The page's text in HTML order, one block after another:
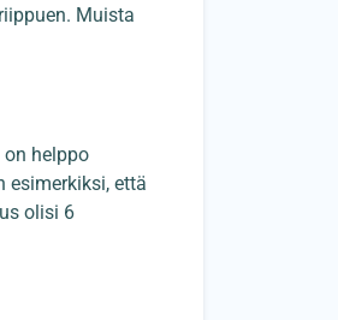
Muista
helppo
esimerkiksi, että
olisi 6